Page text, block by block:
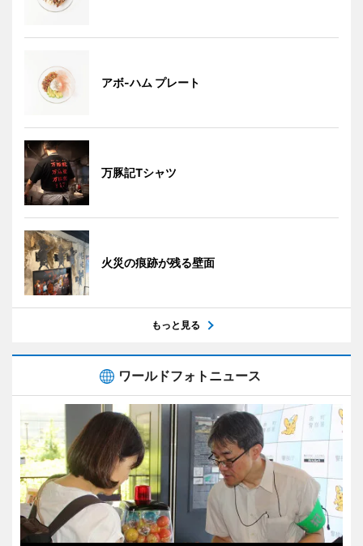
アボ-ハム プレート
万豚記Tシャツ
火災の痕跡が残る壁面
もっと見る
ワールドフォトニュース